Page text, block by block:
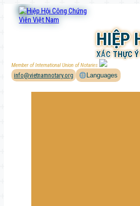
Chuyển
HIỆP
XÁC THỰC
Member of International Union of Notaries
info@vietnamnotary.org Languages